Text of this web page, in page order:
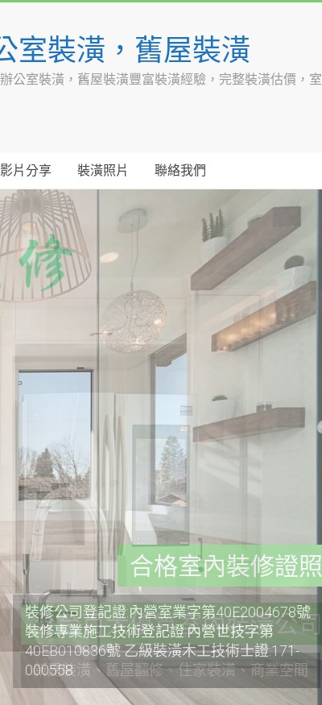
室裝潢，舊屋裝潢
公室裝潢，舊屋裝潢豐富裝潢經驗，完整裝潢估價，室
影片分享 裝潢照片 聯絡我們
合格室內裝修證照
裝修公司登記證:內營室業字第40E2004678號
裝修專業施工技術登記證:內營世技字第
40EB010836號 乙級裝潢木工技術士證:171-
000558